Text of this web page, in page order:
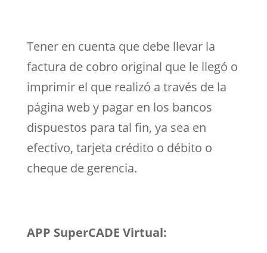
Tener en cuenta que debe llevar la
factura de cobro original que le llegó o
imprimir el que realizó a través de la
página web y pagar en los bancos
dispuestos para tal fin, ya sea en
efectivo, tarjeta crédito o débito o
cheque de gerencia.
APP SuperCADE Virtual: